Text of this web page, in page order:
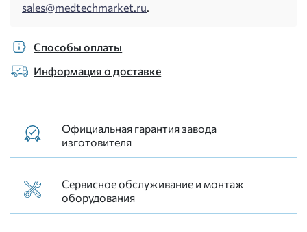
sales@medtechmarket.ru.
Способы оплаты
Информация о доставке
Официальная гарантия завода
изготовителя
Сервисное обслуживание и монтаж
оборудования